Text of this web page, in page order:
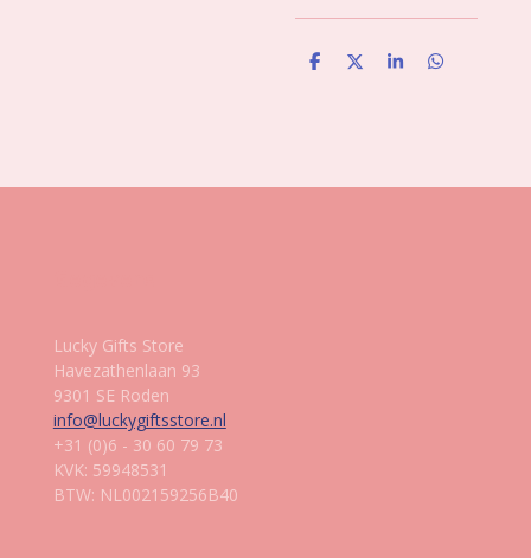
D
D
S
D
Lucky Gifts Store
Havezathenlaan 93
9301 SE Roden
info@luckygiftsstore.nl
+31 (0)6 - 30 60 79 73
KVK: 59948531
BTW: NL002159256B40